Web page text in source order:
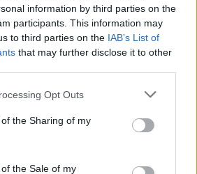
information by third parties on the
participants. This information may
to third parties on the IAB’s List of
that may further disclose it to other
app uses one or more Google
or usage behaviour. You may click to
to Google and its third-party tags to
specified purposes in below Google
Opt Outs
the Sharing of my
the Sale of my